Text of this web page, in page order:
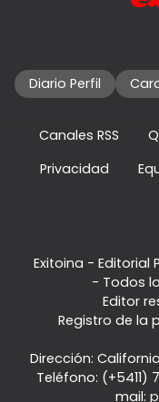
Diario Perfil
Canales RSS
Privacidad
Exitoina - Editorial
- Todos
Editor
Registro de la
Dirección:
Teléfono: (+5411)
mail: